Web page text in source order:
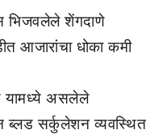
भिजवलेले शेंगदाणे
आजारांचा धोका कमी
यामध्ये असलेले
सर्कुलेशन व्यवस्थित